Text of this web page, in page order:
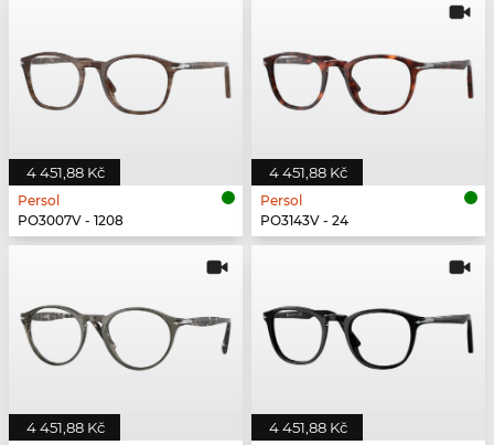
4 451,88 Kč
Persol
PO3007V - 1208
4 451,88 Kč
Persol
PO3143V - 24
4 451,88 Kč 4 451,88 Kč